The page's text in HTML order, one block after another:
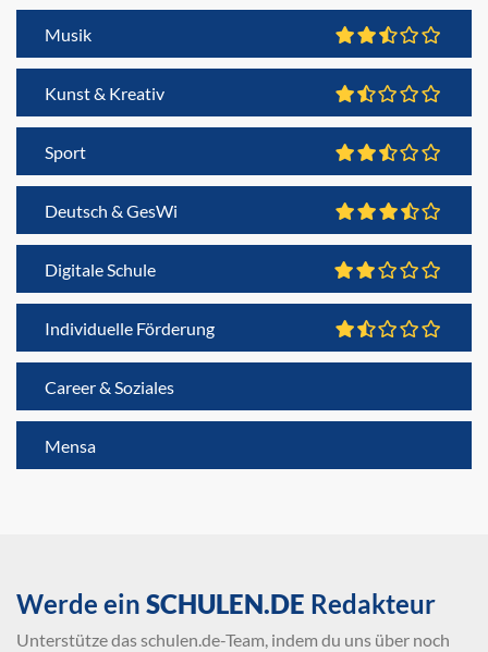
Musik
Kunst & Kreativ
Sport
Deutsch & GesWi
Digitale Schule
Individuelle Förderung
Career & Soziales
Mensa
Werde ein SCHULEN.DE Redakteur
Unterstütze das schulen.de-Team, indem du uns über noch